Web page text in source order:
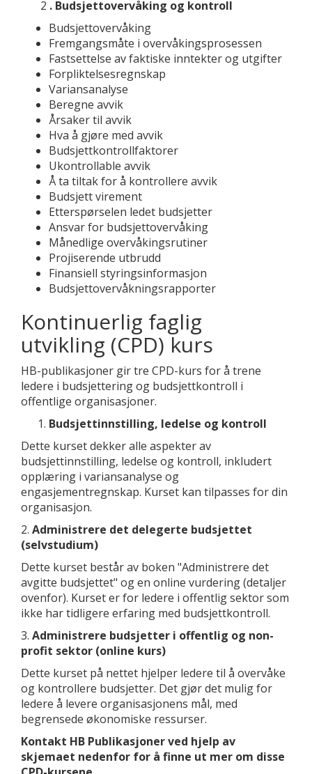
2 . Budsjettovervåking og kontroll
Budsjettovervåking
Fremgangsmåte i overvåkingsprosessen
Fastsettelse av faktiske inntekter og utgifter
Forpliktelsesregnskap
Variansanalyse
Beregne avvik
Årsaker til avvik
Hva å gjøre med avvik
Budsjettkontrollfaktorer
Ukontrollable avvik
Å ta tiltak for å kontrollere avvik
Budsjett virement
Etterspørselen ledet budsjetter
Ansvar for budsjettovervåking
Månedlige overvåkingsrutiner
Projiserende utbrudd
Finansiell styringsinformasjon
Budsjettovervåkningsrapporter
Kontinuerlig faglig
utvikling (CPD) kurs
HB-publikasjoner gir tre CPD-kurs for å trene
ledere i budsjettering og budsjettkontroll i
offentlige organisasjoner.
Budsjettinnstilling, ledelse og kontroll
Dette kurset dekker alle aspekter av
budsjettinnstilling, ledelse og kontroll, inkludert
opplæring i variansanalyse og
engasjementregnskap. Kurset kan tilpasses for din
organisasjon.
2. Administrere det delegerte budsjettet
(selvstudium)
Dette kurset består av boken "Administrere det
avgitte budsjettet" og en online vurdering (detaljer
ovenfor). Kurset er for ledere i offentlig sektor som
ikke har tidligere erfaring med budsjettkontroll.
3. Administrere budsjetter i offentlig og non-
profit sektor (online kurs)
Dette kurset på nettet hjelper ledere til å overvåke
og kontrollere budsjetter. Det gjør det mulig for
ledere å levere organisasjonens mål, med
begrensede økonomiske ressurser.
Kontakt HB Publikasjoner ved hjelp av
skjemaet nedenfor for å finne ut mer om disse